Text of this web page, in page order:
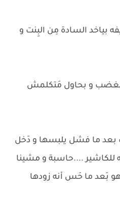
بياخد السادة مِن البِنت و
بغضب و بحاول مَتكلمش
ما فشل يلبسها و دَخل
للكاشير ....حاسبة و مشينا
ما حَس أنه زودها